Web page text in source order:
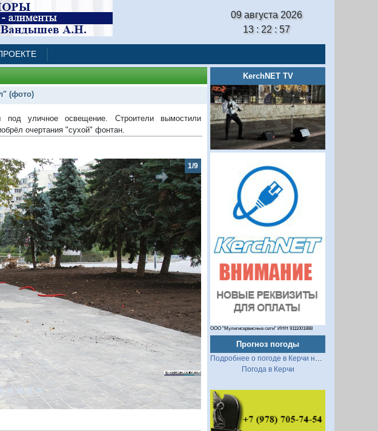
09 августа 2026
13 : 22 : 58
(фото)
уличное освещение. Строители вымостили
очертания "сухой" фонтан.
2/9
Следующий
KerchNET TV
ООО "Мультисервисные сети" ИНН 9111001888
Прогноз погоды
Подробнее о погоде в Керчи на 2 недели
Погода в Керчи